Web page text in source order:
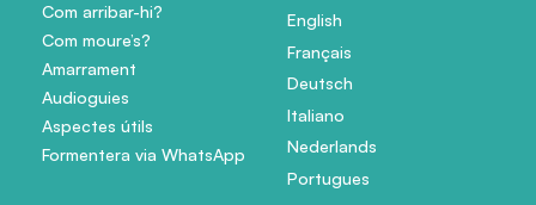
Com arribar-hi?
Com moure’s?
Amarrament
Audioguies
Aspectes útils
Formentera via WhatsApp
English
Français
Deutsch
Italiano
Nederlands
Portugues